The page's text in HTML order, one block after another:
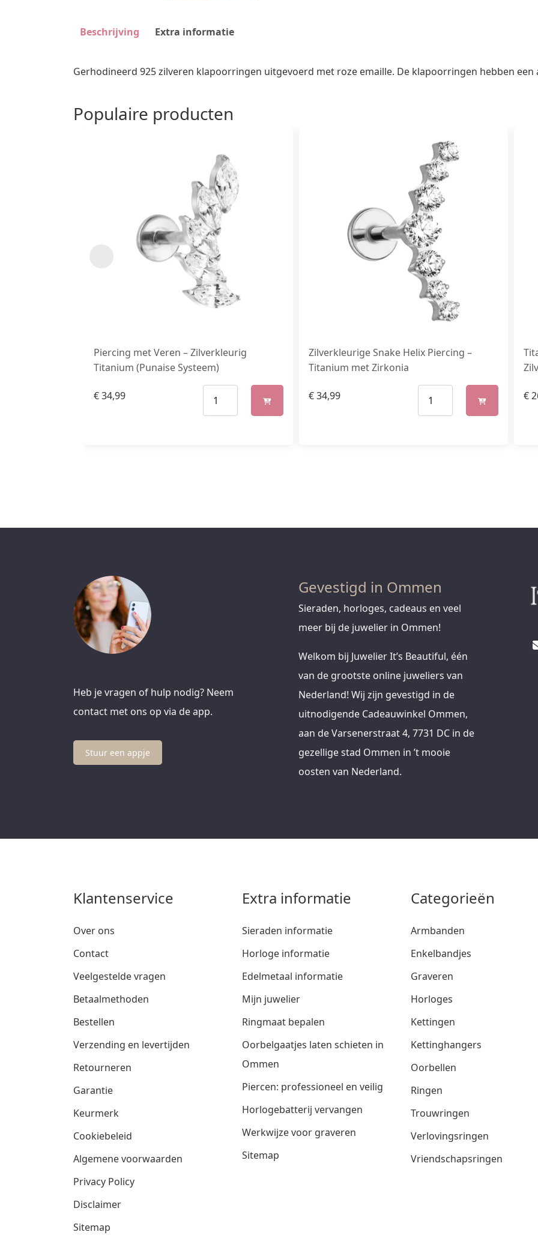
Beschrijving Extra informatie
Gerhodineerd 925 zilveren klapoorringen uitgevoerd met roze emaille. De klapoorringen hebben een
Populaire producten
Piercing met Veren – Zilverkleurig
Titanium (Punaise Systeem)
€34,99
Zilverkleurige Snake Helix Piercing –
Titanium met Zirkonia
€34,99 €
Heb je vragen of hulp nodig? Neem
contact met ons op via de app.
Stuur een appje
Gevestigd in Ommen
Sieraden, horloges, cadeaus en veel
meer bij de juwelier in Ommen!
Welkom bij Juwelier It’s Beautiful, één
van de grootste online juweliers van
Nederland! Wij zijn gevestigd in de
uitnodigende Cadeauwinkel Ommen,
aan de Varsenerstraat 4, 7731 DC in de
gezellige stad Ommen in ’t mooie
oosten van Nederland.
Klantenservice
Over ons
Contact
Veelgestelde vragen
Betaalmethoden
Bestellen
Verzending en levertijden
Retourneren
Garantie
Keurmerk
Cookiebeleid
Algemene voorwaarden
Privacy Policy
Disclaimer
Sitemap
Extra informatie
Sieraden informatie
Horloge informatie
Edelmetaal informatie
Mijn juwelier
Ringmaat bepalen
Oorbelgaatjes laten schieten in
Ommen
Piercen: professioneel en veilig
Horlogebatterij vervangen
Werkwijze voor graveren
Sitemap
Categorieën
Armbanden
Enkelbandjes
Graveren
Horloges
Kettingen
Kettinghangers
Oorbellen
Ringen
Trouwringen
Verlovingsringen
Vriendschapsringen